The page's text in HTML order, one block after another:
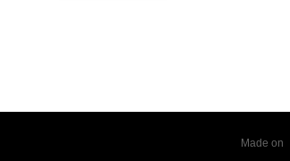
Made on